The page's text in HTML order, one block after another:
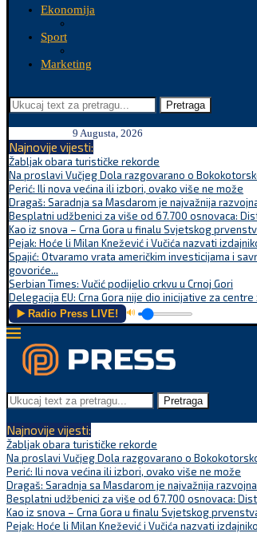
Ekonomija
Sport
Marketing
Pretraga
9 Augusta, 2026
Najnovije vijesti:
Žabljak obara turističke rekorde
Na proslavi Vučjeg Dola razgovarano o
Perić: Ili nova većina ili izbori, ovako više ne može
Dragaš: Saradnja sa Masdarom je najvažnija
Besplatni udžbenici za više od 67.700 osnovaca:
Kao iz snova – Crna Gora u finalu Svjetskog
Pejak: Hoće li Milan Knežević i Vučića nazvati
Spajić: Otvaramo vrata američkim investicijama i
govoriće...
Serbian Times: Vučić podijelio crkvu u Crnoj Gori
Delegacija EU: Crna Gora nije dio inicijative za centre
▶️ Radio Press LIVE! 🔊
Pretraga
Najnovije vijesti:
Žabljak obara turističke rekorde
Na proslavi Vučjeg Dola razgovarano o
Perić: Ili nova većina ili izbori, ovako više ne može
Dragaš: Saradnja sa Masdarom je najvažnija
Besplatni udžbenici za više od 67.700 osnovaca:
Kao iz snova – Crna Gora u finalu Svjetskog
Pejak: Hoće li Milan Knežević i Vučića nazvati